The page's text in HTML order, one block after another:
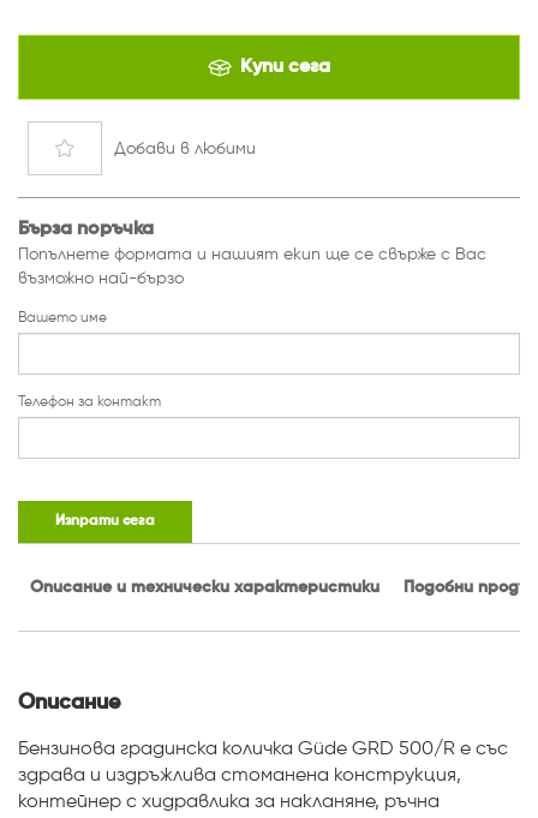
Купи сега
Добави в любими
Бърза поръчка
Попълнете формата и нашият екип ще се свърже с Вас
възможно най-бързо
Вашето име
Телефон за контакт
Изпрати сега
Описание и технически характеристики Подобни
Описание
Бензинова градинска количка Güde GRD 500/R е със
здрава и издръжлива стоманена конструкция,
контейнер с хидравлика за накланяне, ръчна